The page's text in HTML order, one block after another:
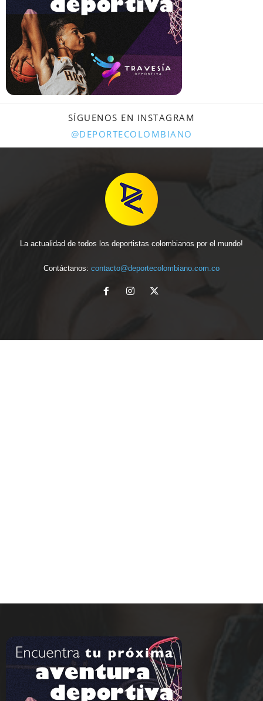
SÍGUENOS EN INSTAGRAM
@DEPORTECOLOMBIANO
La actualidad de todos los deportistas colombianos por el mundo!
Contáctanos: contacto@deportecolombiano.com.co